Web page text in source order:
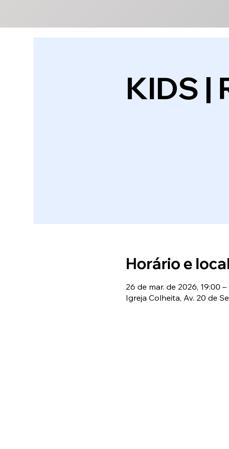
KIDS |
Horário e local
26 de mar. de 2026, 19:00 –
Igreja Colheita, Av. 20 de